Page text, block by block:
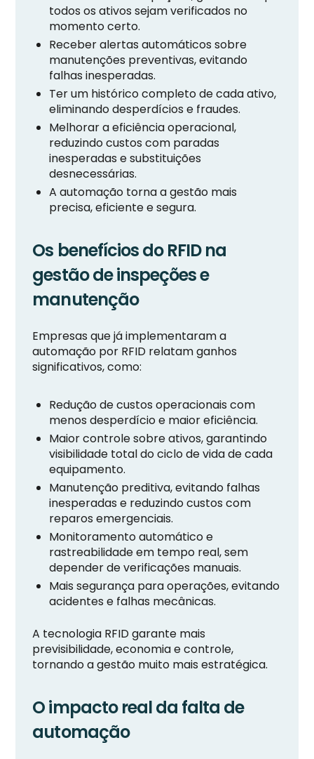
todos os ativos sejam verificados no
momento certo.
Receber alertas automáticos sobre
manutenções preventivas, evitando
falhas inesperadas.
Ter um histórico completo de cada ativo,
eliminando desperdícios e fraudes.
Melhorar a eficiência operacional,
reduzindo custos com paradas
inesperadas e substituições
desnecessárias.
A automação torna a gestão mais
precisa, eficiente e segura.
Os benefícios do RFID na
gestão de inspeções e
manutenção
Empresas que já implementaram a
automação por RFID relatam ganhos
significativos, como:
Redução de custos operacionais com
menos desperdício e maior eficiência.
Maior controle sobre ativos, garantindo
visibilidade total do ciclo de vida de cada
equipamento.
Manutenção preditiva, evitando falhas
inesperadas e reduzindo custos com
reparos emergenciais.
Monitoramento automático e
rastreabilidade em tempo real, sem
depender de verificações manuais.
Mais segurança para operações, evitando
acidentes e falhas mecânicas.
A tecnologia RFID garante mais
previsibilidade, economia e controle,
tornando a gestão muito mais estratégica.
O impacto real da falta de
automação